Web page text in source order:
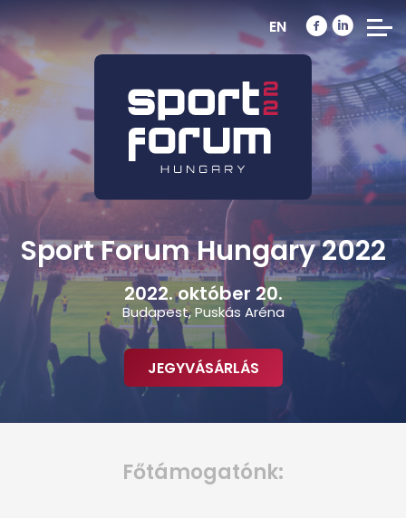
EN
Sport Forum Hungary 2022
2022. október 20.
Budapest, Puskás Aréna
JEGYVÁSÁRLÁS
Főtámogatónk: